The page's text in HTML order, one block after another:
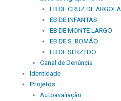
EB DE CRUZ DE ARGOLA
EB DE INFANTAS
EB DE MONTE LARGO
EB DE S. ROMÃO
EB DE SERZEDO
Canal de Denúncia
Identidade
Projetos
Autoavaliação